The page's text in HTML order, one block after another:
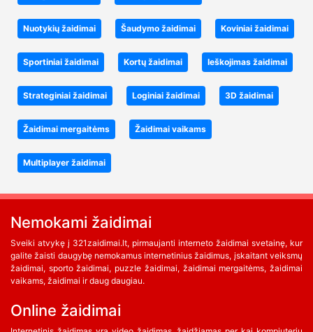
Nuotykių žaidimai Šaudymo žaidimai Koviniai žaidimai
Sportiniai žaidimai Kortų žaidimai Ieškojimas žaidimai
Strateginiai žaidimai Loginiai žaidimai 3D žaidimai
Žaidimai mergaitėms Žaidimai vaikams
Multiplayer žaidimai
Nemokami žaidimai
Sveiki atvykę į 321zaidimai.lt, pirmaujanti interneto žaidimai svetainę, kur
galite žaisti daugybę nemokamus internetinius žaidimus, įskaitant veiksmų
žaidimai, sporto žaidimai, puzzle žaidimai, žaidimai mergaitėms, žaidimai
vaikams, žaidimai ir daug daugiau.
Online žaidimai